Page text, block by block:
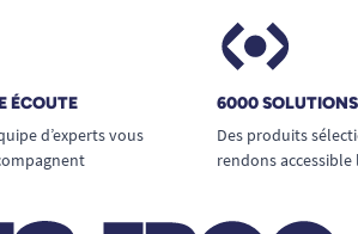
ÉCOUTE
d’experts vous
6000
Des produits
rendons